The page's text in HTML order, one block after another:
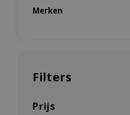
Merken
Filters
Prijs